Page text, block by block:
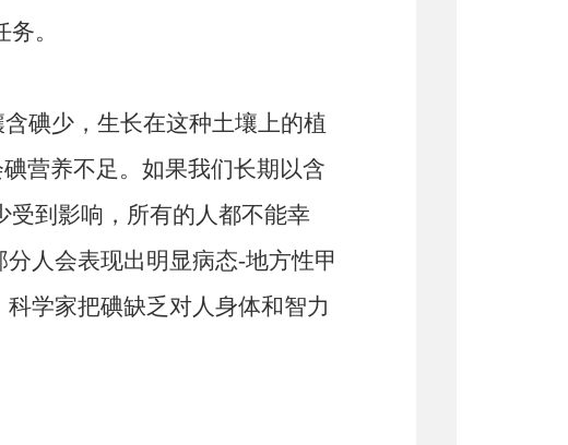
。
碘少，生长在这种土壤上的植
营养不足。如果我们长期以含
到影响，所有的人都不能幸
人会表现出明显病态-地方性甲
学家把碘缺乏对人身体和智力